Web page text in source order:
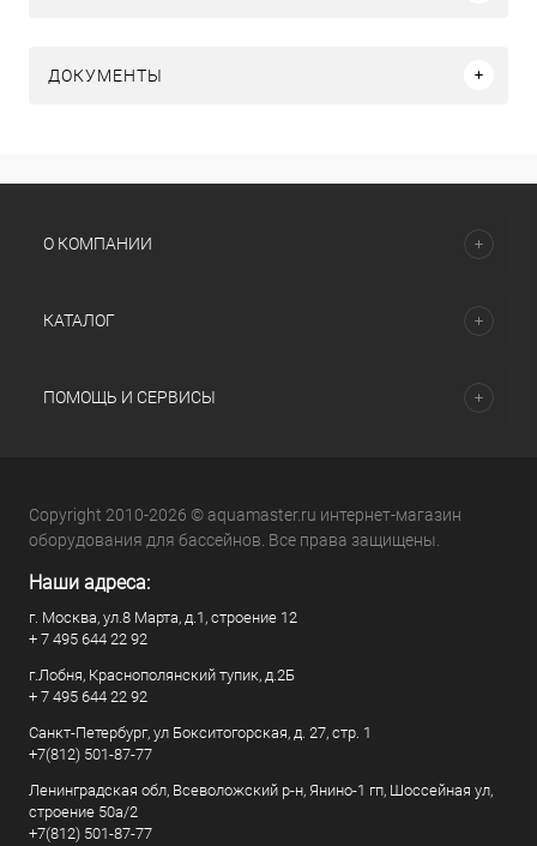
ДОКУМЕНТЫ
О КОМПАНИИ
КАТАЛОГ
ПОМОЩЬ И СЕРВИСЫ
Copyright 2010-2026 © aquamaster.ru интернет-магазин
оборудования для бассейнов. Все права защищены.
Наши адреса:
г. Москва, ул.8 Марта, д.1, строение 12
+ 7 495 644 22 92
г.Лобня, Краснополянский тупик, д.2Б
+ 7 495 644 22 92
Санкт-Петербург, ул Бокситогорская, д. 27, стр. 1
+7(812) 501-87-77
Ленинградская обл, Всеволожский р-н, Янино-1 гп, Шоссейная ул,
строение 50а/2
+7(812) 501-87-77